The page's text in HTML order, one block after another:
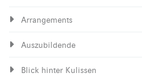
Arrangements
Auszubildende
Blick hinter Kulissen